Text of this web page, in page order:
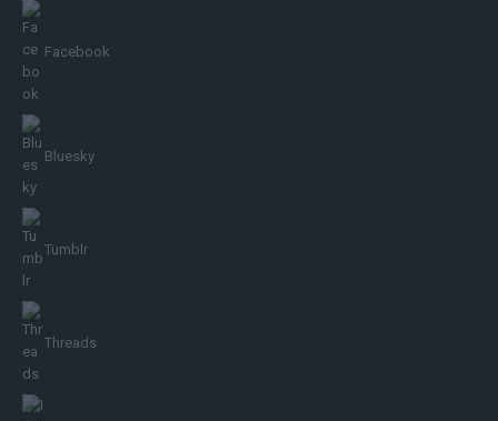
Facebook
Bluesky
Tumblr
Threads